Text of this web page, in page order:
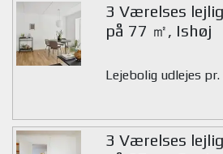
3 Værelses
på 77 ㎡, Ishøj
Lejebolig udlejes
3 Værelses